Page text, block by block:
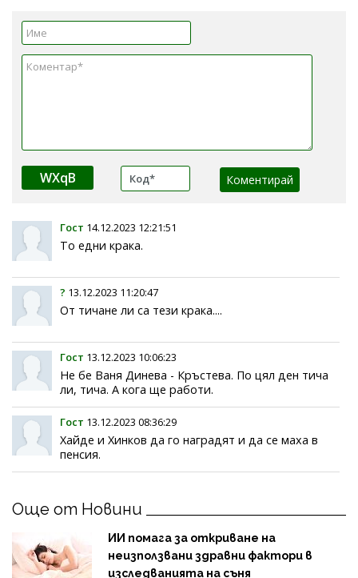
WXqB
Гост 14.12.2023 12:21:51
То едни крака.
? 13.12.2023 11:20:47
От тичане ли са тези крака....
Гост 13.12.2023 10:06:23
Не бе Ваня Динева - Кръстева. По цял ден тича
ли, тича. А кога ще работи.
Гост 13.12.2023 08:36:29
Хайде и Хинков да го наградят и да се маха в
пенсия.
Още от Новини
ИИ помага за откриване на
неизползвани здравни фактори в
изследванията на съня